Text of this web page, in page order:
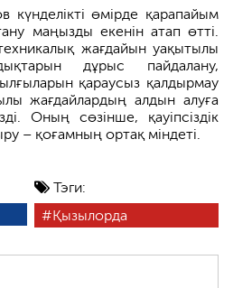
Тэги:
Қызылорда
күнделікті өмірде қарапайым
маңызды екенін атап өтті.
жағдайын уақытылы
дұрыс пайдалану,
қараусыз қалдырмау
жағдайлардың алдын алуға
Оның сөзінше, қауіпсіздік
– қоғамның ортақ міндеті.